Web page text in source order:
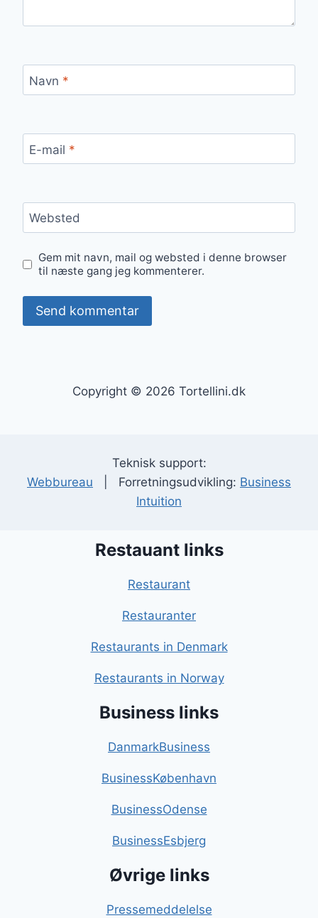
Navn *
E-mail *
Websted
Gem mit navn, mail og websted i denne browser
til næste gang jeg kommenterer.
Copyright © 2026 Tortellini.dk
Teknisk support:
Webbureau | Forretningsudvikling: Business
Intuition
Restauant links
Restaurant
Restauranter
Restaurants in Denmark
Restaurants in Norway
Business links
DanmarkBusiness
BusinessKøbenhavn
BusinessOdense
BusinessEsbjerg
Øvrige links
Pressemeddelelse